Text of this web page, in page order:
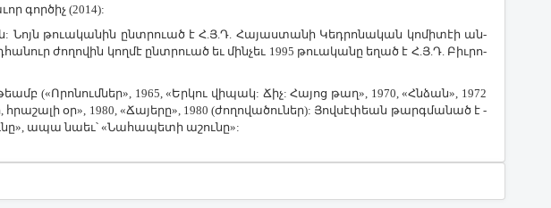
գոր­ծիչ (2014):
թո­ւա­կա­նին ընտ­րո­ւած է Հ.Յ.Դ. ­Հա­յաս­տա­նի Կեդ­րո­նա­կան կո­մի­տէի ան­
ժո­ղո­վին կող­մէ ընտ­րո­ւած եւ մին­չեւ 1995 թո­ւա­կա­նը ե­ղած է Հ.Յ.Դ. ­Բիւ­րո­
(«Ո­րո­նում­ներ», 1965, «Եր­կու վի­պակ: ­Ճիչ: ­Հա­յոց թաղ», 1970, «Հն­ձան», 1972
օր», 1980, «­Ճա­յե­րը», 1980 (ժո­ղո­վա­ծու­ներ): ­Յով­սէ­փեան թարգ­մա­նած է
ա­պա նաեւ՝ «­Նա­հա­պե­տի ա­շու­նը»: